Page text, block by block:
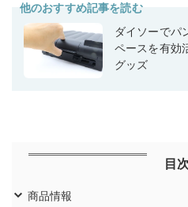
他のおすすめ記事を読む
ダイソーでパ
ペースを有効
グッズ
目次
商品情報